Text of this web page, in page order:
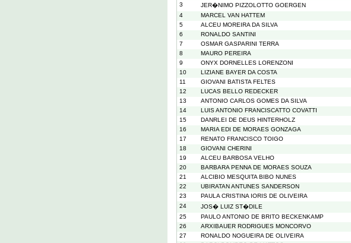
3
JER�NIMO PIZZOLOTTO GOERGEN
4
MARCEL VAN HATTEM
5
ALCEU MOREIRA DA SILVA
6
RONALDO SANTINI
7
OSMAR GASPARINI TERRA
8
MAURO PEREIRA
9
ONYX DORNELLES LORENZONI
10
LIZIANE BAYER DA COSTA
11
GIOVANI BATISTA FELTES
12
LUCAS BELLO REDECKER
13
ANTONIO CARLOS GOMES DA SILVA
14
LUIS ANTONIO FRANCISCATTO COVATTI
15
DANRLEI DE DEUS HINTERHOLZ
16
MARIA EDI DE MORAES GONZAGA
17
RENATO FRANCISCO TOIGO
18
GIOVANI CHERINI
19
ALCEU BARBOSA VELHO
20
BARBARA PENNA DE MORAES SOUZA
21
ALCIBIO MESQUITA BIBO NUNES
22
UBIRATAN ANTUNES SANDERSON
23
PAULA CRISTINA IORIS DE OLIVEIRA
24
JOS� LUIZ ST�DILE
25
PAULO ANTONIO DE BRITO BECKENKAMP
26
ARXIBAUER RODRIGUES MONCORVO
27
RONALDO NOGUEIRA DE OLIVEIRA